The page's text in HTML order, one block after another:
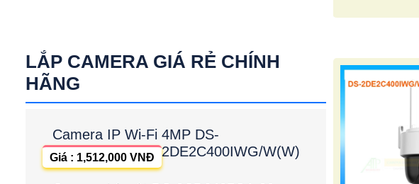
LẮP CAMERA GIÁ RẺ CHÍNH
HÃNG
Camera IP Wi-Fi 4MP DS-
2DE2C400IWG/W(W)
Giá : 1,512,000 VNĐ